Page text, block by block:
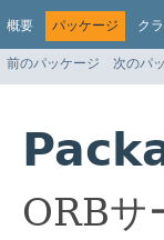
概要 パッケージ ク
前のパッケージ 次のパ
ORBサ